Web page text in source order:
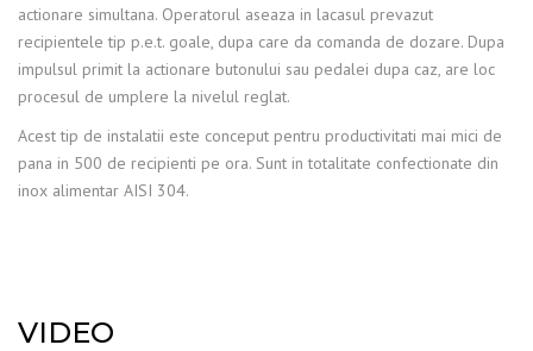
actionare simultana. Operatorul aseaza in lacasul prevazut
recipientele tip p.e.t. goale, dupa care da comanda de dozare. Dupa
impulsul primit la actionare butonului sau pedalei dupa caz, are loc
procesul de umplere la nivelul reglat.
Acest tip de instalatii este conceput pentru productivitati mai mici de
pana in 500 de recipienti pe ora. Sunt in totalitate confectionate din
inox alimentar AISI 304.
VIDEO